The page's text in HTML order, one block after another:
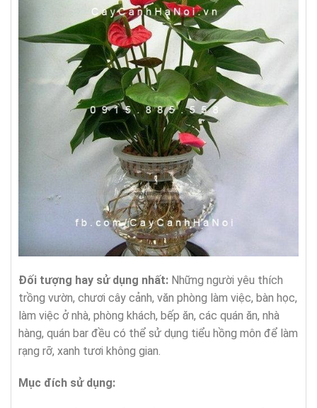
Đối tượng hay sử dụng nhất: Những người yêu thích
trồng vườn, chươi cây cảnh, văn phòng làm việc, bàn học,
làm việc ở nhà, phòng khách, bếp ăn, các quán ăn, nhà
hàng, quán bar đều có thể sử dụng tiểu hồng môn để làm
rạng rỡ, xanh tươi không gian.
Mục đích sử dụng: